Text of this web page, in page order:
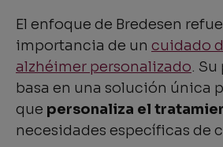
El enfoque de Bredesen
importancia de un cuidado
alzhéimer personalizado.
basa en una solución única
que personaliza el
necesidades específicas de